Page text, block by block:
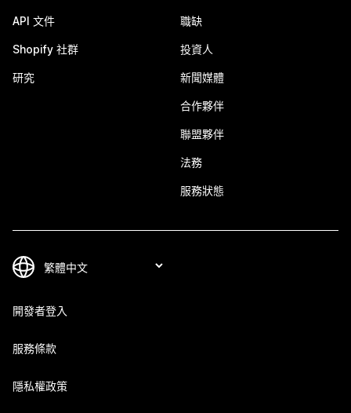
API 文件
Shopify 社群
研究
職缺
投資人
新聞媒體
合作夥伴
聯盟夥伴
法務
服務狀態
開發者登入
服務條款
隱私權政策